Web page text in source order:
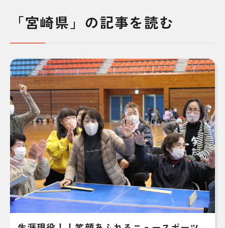
「宮崎県」の記事を読む